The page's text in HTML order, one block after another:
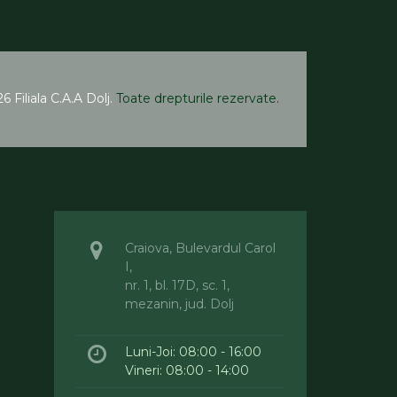
Filiala C.A.A Dolj. Toate drepturile rezervate.
Craiova, Bulevardul Carol
I,
nr. 1, bl. 17D, sc. 1,
mezanin, jud. Dolj
Luni-Joi: 08:00 - 16:00
Vineri: 08:00 - 14:00